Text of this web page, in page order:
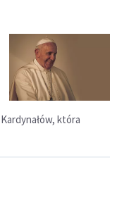
która